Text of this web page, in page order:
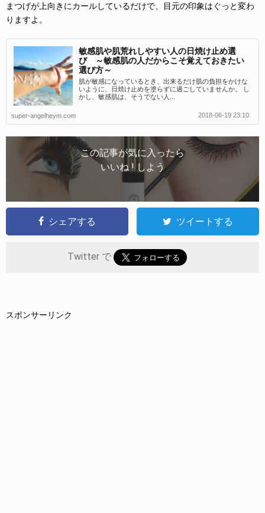
まつげが上向きにカールしているだけで、目元の印象はぐっと変わ
りますよ。
敏感肌や肌荒れしやすい人の日焼け止め選
び ～敏感肌の人だからこそ覚えておきたい
選び方～
肌が敏感になっているとき、出来るだけ肌の負担をかけな
いように、日焼け止めを塗らずに過ごしていませんか。 し
かし、敏感肌は、そうでない人...
super-angelheym.com 2018-06-19 23:10
この記事が気に入ったら
いいね ! しよう
シェアする ツイートする
Twitter で
スポンサーリンク